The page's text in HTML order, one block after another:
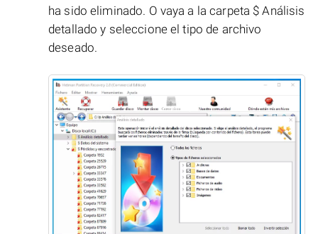
ha sido eliminado. O vaya a la carpeta $ Análisis
detallado y seleccione el tipo de archivo
deseado.